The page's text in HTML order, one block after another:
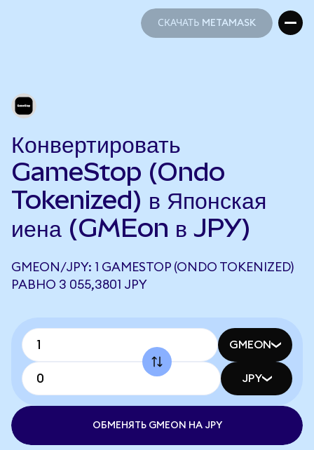
СКАЧАТЬ METAMASK
Конвертировать
GameStop (Ondo
Tokenized) в Японская
иена (GMEon в JPY)
GMEON/JPY: 1 GAMESTOP (ONDO TOKENIZED)
РАВНО 3 055,3801 JPY
GMEON
JPY
ОБМЕНЯТЬ GMEON НА JPY